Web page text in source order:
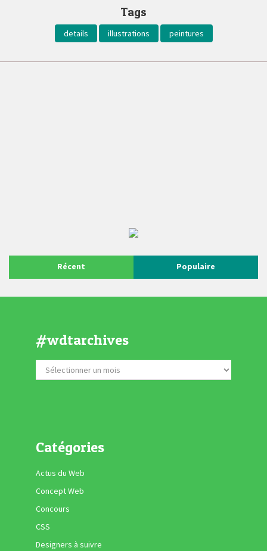
Tags
details illustrations peintures
Récent Populaire
#wdtarchives
Catégories
Actus du Web
Concept Web
Concours
CSS
Designers à suivre